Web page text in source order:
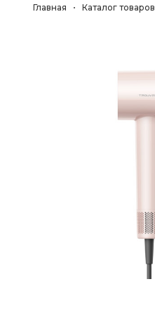
Главная Каталог товаров